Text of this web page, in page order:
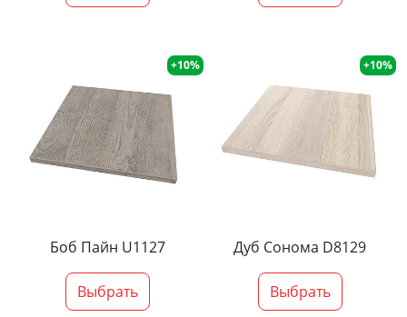
+10%
Боб Пайн U1127
Выбрать
+10%
Дуб Сонома D8129
Выбрать